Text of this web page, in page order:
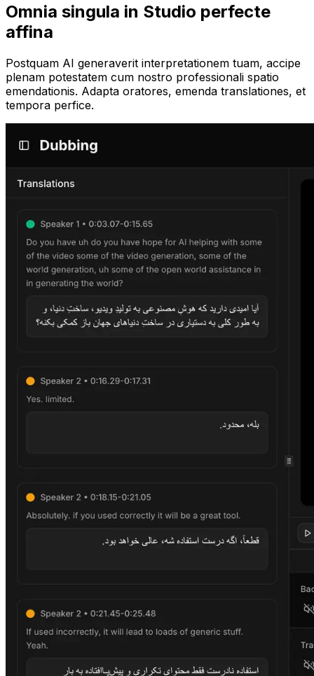
Omnia singula in Studio perfecte
affina
Postquam AI generaverit interpretationem tuam, accipe
plenam potestatem cum nostro professionali spatio
emendationis. Adapta oratores, emenda translationes, et
tempora perfice.